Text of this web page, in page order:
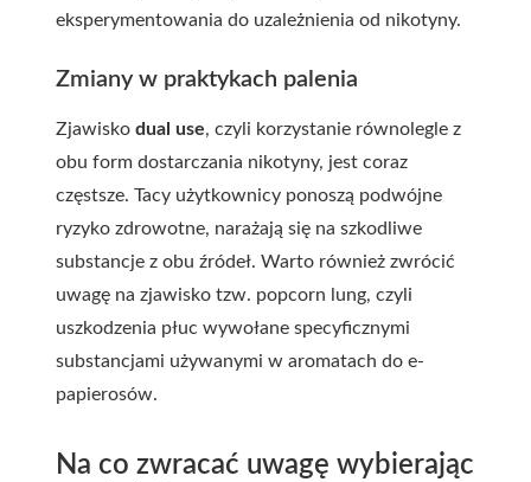
eksperymentowania do uzależnienia od nikotyny.
Zmiany w praktykach palenia
Zjawisko dual use, czyli korzystanie równolegle z
obu form dostarczania nikotyny, jest coraz
częstsze. Tacy użytkownicy ponoszą podwójne
ryzyko zdrowotne, narażają się na szkodliwe
substancje z obu źródeł. Warto również zwrócić
uwagę na zjawisko tzw. popcorn lung, czyli
uszkodzenia płuc wywołane specyficznymi
substancjami używanymi w aromatach do e-
papierosów.
Na co zwracać uwagę wybierając